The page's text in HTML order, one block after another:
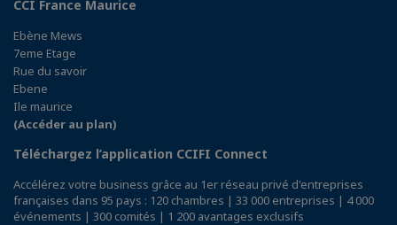
CCI France Maurice
Ebène Mews
7eme Etage
Rue du savoir
Ebene
Ile maurice
(Accéder au plan)
Téléchargez l’application CCIFI Connect
Accélérez votre business grâce au 1er réseau privé d'entreprises
françaises dans 95 pays : 120 chambres | 33 000 entreprises | 4 000
événements | 300 comités | 1 200 avantages exclusifs